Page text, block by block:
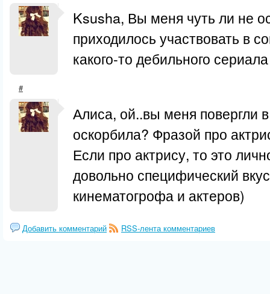
Ksusha, Вы меня чуть ли не
приходилось участвовать в
какого-то дебильного
#
Алиса, ой..вы меня повергли
оскорбила? Фразой про
Если про актрису, то это
довольно специфический
кинематогрофа и актеров)
Добавить комментарий RSS-лента комментариев